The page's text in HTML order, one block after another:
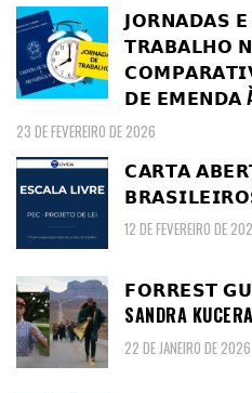
𝗝𝗢𝗥𝗡𝗔𝗗𝗔𝗦
𝗧𝗥𝗔𝗕𝗔𝗟𝗛𝗢
𝗗𝗘 𝗘𝗠𝗘𝗡𝗗𝗔
23 DE FEVEREIRO DE 2026
𝗖𝗔𝗥𝗧𝗔
12 DE FEVEREIRO DE
𝗙𝗢𝗥𝗥𝗘𝗦𝗧
SANDRA KUCERA
22 DE JANEIRO DE 2026